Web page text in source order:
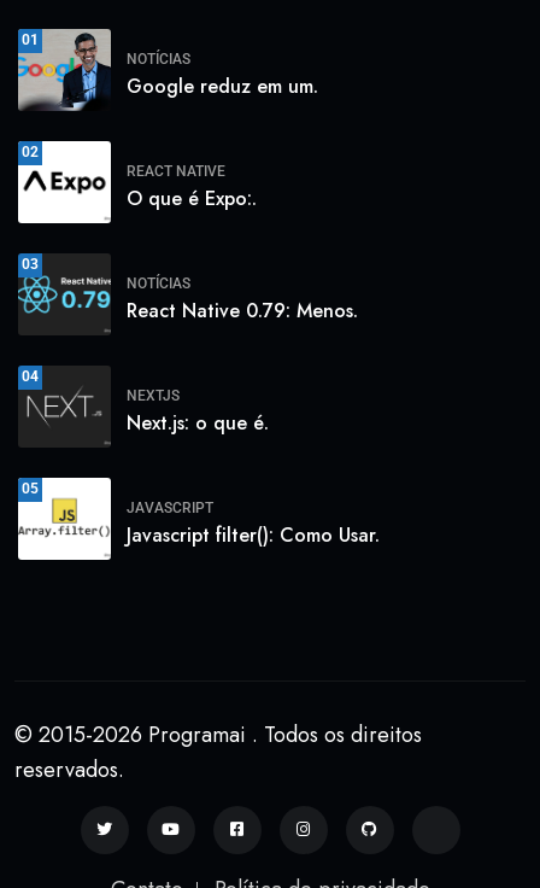
01
NOTÍCIAS
Google reduz em um.
02
REACT NATIVE
O que é Expo:.
03
NOTÍCIAS
React Native 0.79: Menos.
04
NEXTJS
Next.js: o que é.
05
JAVASCRIPT
Javascript filter(): Como Usar.
© 2015-2026 Programai . Todos os direitos
reservados.